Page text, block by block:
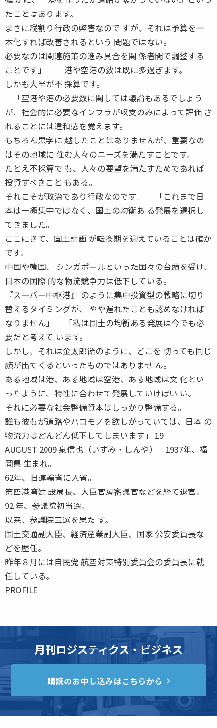
たことはあります。
まさに縦割り行政の弊害なので すが、それは予算を一
本化すれば改善されるという 問題ではない。
必要なのは関連施策の進み具合を関 係者間で調整する
ことです」 ──港や空港の数は既に多過ぎます。
しかも大半が不 採算です。
「空港や港の必要数に関しては議論もあるでしょう
が、社会的に必要なインフラが収支のみによって評価 さ
れることには違和感を覚えます。
もちろん黒字に 越したことはありませんが、重要なの
はその地域に 住む人々のニーズを満たすことです。
たとえ不採算で も、人々の要望を満たすためであれば
投資すべきこと もある。
それこそが政治であり行政なのです」 「これまで日
本は一極集中ではなく、国土の均衡あ る発展を選択し
てきました。
ここにきて、国土計画 が転換期を迎えていることは確か
です。
中国や韓国、 シンガポールといった国々の台頭を受け、
日本の国際 的な物流競争力は低下している。
『スーパー中枢港』 のように集中投資型の戦略に切り
替えるタイミングが、 やや遅れたことも認めなければ
なりません」 「私は国土の均衡ある発展は今でも必
要だと考えて います。
しかし、それは金太郎飴のように、どこを 切っても同じ
顔が出てくるといったものではありませ ん。
ある地域は港、ある地域は空港、ある地域は文 化とい
ったように、特性に合わせて発展していけばい い。
それに必要な社会整備資本はしっかり整備する。
誰も彼もが道路やハコモノを欲しがっていては、日本 の
物流力はどんどん低下してしまいます」 19
AUGUST 2009 泉信也（いずみ・しんや） 1937年、福
岡県 生まれ。
62年、旧運輸省に入省。
第四港湾建 設局長、大臣官房審議官などを経て退官。
92 年、参議院初当選。
以来、参議院三選を果た す。
国土交通副大臣、経済産業副大臣、国家 公安委員長な
どを歴任。
昨年８月には自民党 航空対策特別委員会の委員長に就
任している。
PROFILE
月刊ロジスティクス・ビジネス
購読のお申し込みはこちらから